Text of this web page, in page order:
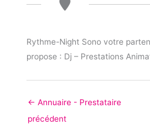
Rythme-Night Sono votre
propose : Dj – Prestations
← Annuaire - Prestataire
précédent